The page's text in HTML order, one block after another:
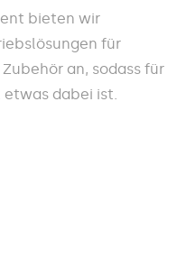
bieten wir
für
an, sodass für
etwas dabei ist.